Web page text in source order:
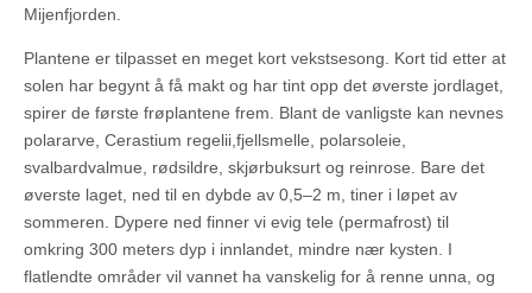
Mijenfjorden.
Plantene er tilpasset en meget kort vekstsesong. Kort tid etter at
solen har begynt å få makt og har tint opp det øverste jordlaget,
spirer de første frøplantene frem. Blant de vanligste kan nevnes
polararve, Cerastium regelii,fjellsmelle, polarsoleie,
svalbardvalmue, rødsildre, skjørbuksurt og reinrose. Bare det
øverste laget, ned til en dybde av 0,5–2 m, tiner i løpet av
sommeren. Dypere ned finner vi evig tele (permafrost) til
omkring 300 meters dyp i innlandet, mindre nær kysten. I
flatlendte områder vil vannet ha vanskelig for å renne unna, og